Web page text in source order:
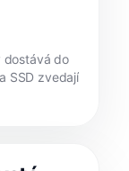
dostává do
SSD zvedají